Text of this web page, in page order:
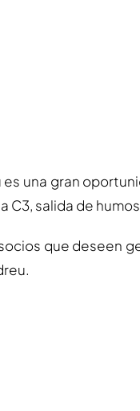
una gran
C3, salida de
que deseen